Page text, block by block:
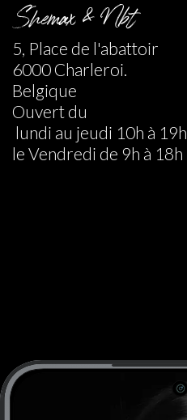
Shemax & Nbt
5, Place de l'abattoir
6000 Charleroi.
Belgique
Ouvert du
lundi au jeudi 10h à 19h
le Vendredi de 9h à 18h